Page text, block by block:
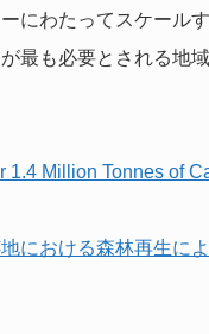
にわたってスケール
最も必要とされる地
1.4 Million Tonnes of
における森林再生に